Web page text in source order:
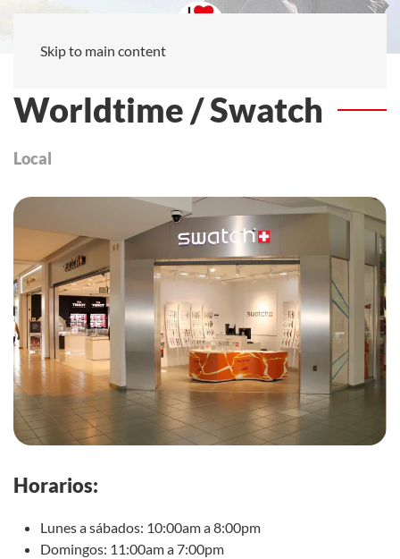
Skip to main content
Worldtime / Swatch
Local
Horarios:
Lunes a sábados: 10:00am a 8:00pm
Domingos: 11:00am a 7:00pm